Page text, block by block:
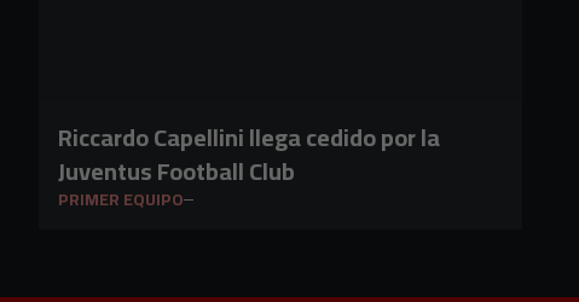
Riccardo Capellini llega cedido por la
Juventus Football Club
PRIMER EQUIPO